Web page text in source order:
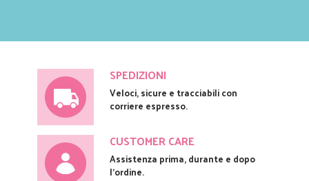
SPEDIZIONI
Veloci, sicure e tracciabili con
corriere espresso.
CUSTOMER CARE
Assistenza prima, durante e dopo
l'ordine.